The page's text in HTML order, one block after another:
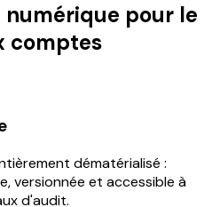
numérique pour le
comptes
dématérialisé :
versionnée et accessible à
d'audit.